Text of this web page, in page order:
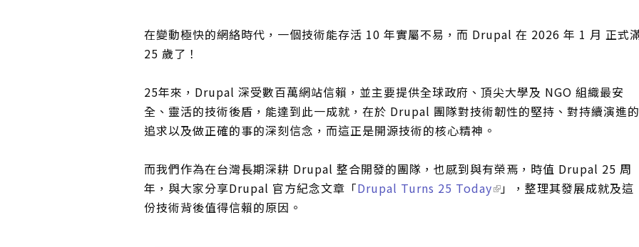
在變動極快的網絡時代，一個技術能存活 10 年實屬不易，而 Drupal 在 2026 年 1 月 正式
25 歲了！
25年來，Drupal 深受數百萬網站信賴，並主要提供全球政府、頂尖大學及 NGO 組織最安
全、靈活的技術後盾，能達到此一成就，在於 Drupal 團隊對技術韌性的堅持、對持續演進的
追求以及做正確的事的深刻信念，而這正是開源技術的核心精神。
而我們作為在台灣長期深耕 Drupal 整合開發的團隊，也感到與有榮焉，時值 Drupal 25 周
年，與大家分享Drupal 官方紀念文章「Drupal Turns 25 Today
」，整理其發展成就及這
份技術背後值得信賴的原因。